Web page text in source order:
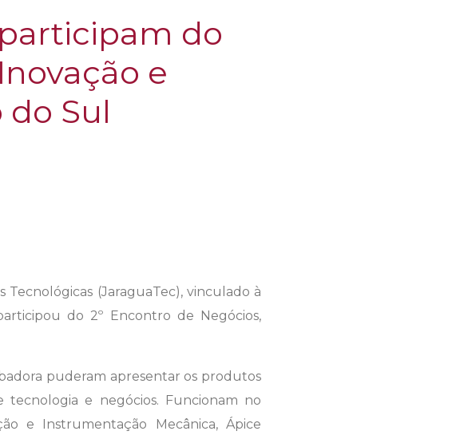
do
e
Sul
Tecnológicas (JaraguaTec), vinculado à
do 2º Encontro de Negócios,
puderam apresentar os produtos
e negócios. Funcionam no
e Instrumentação Mecânica, Ápice